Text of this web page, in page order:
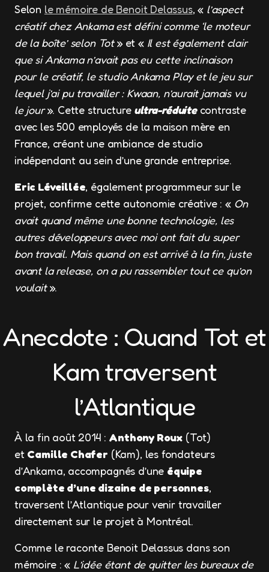
Selon le mémoire de Benoit Delassus, « l’aspect
créatif chez Ankama est défini comme ‘le moteur
de la boîte’ selon Tot» et « Il est également clair
que si Ankama n’avait pas eu cette inclinaison
pour le créatif, le studio Ankama Play et le jeu sur
lequel j’ai pu travailler : Kwaan, n’aurait jamais vu
le jour». Cette structure ultra-réduitecontraste
avec les 500 employés de la maison mère en
France, créant une ambiance de studio
indépendant au sein d’une grande entreprise.
Eric Léveillée, également programmeur sur le
projet, confirme cette autonomie créative : « On
avait quand même une bonne technologie, les
autres développeurs avec moi ont fait du super
bon travail. Mais quand on est arrivé à la fin, juste
avant la release, on a pu rassembler tout ce qu’on
voulait».
Anecdote : Quand Tot et
Kam traversent
l’Atlantique
À la fin août 2014 : Anthony Roux (Tot)
et Camille Chafer (Kam), les fondateurs
d’Ankama, accompagnés d’une équipe
complète d’une dizaine de personnes,
traversent l’Atlantique pour venir travailler
directement sur le projet à Montréal.
Comme le raconte Benoit Delassus dans son
mémoire : « L’idée étant de quitter les bureaux de